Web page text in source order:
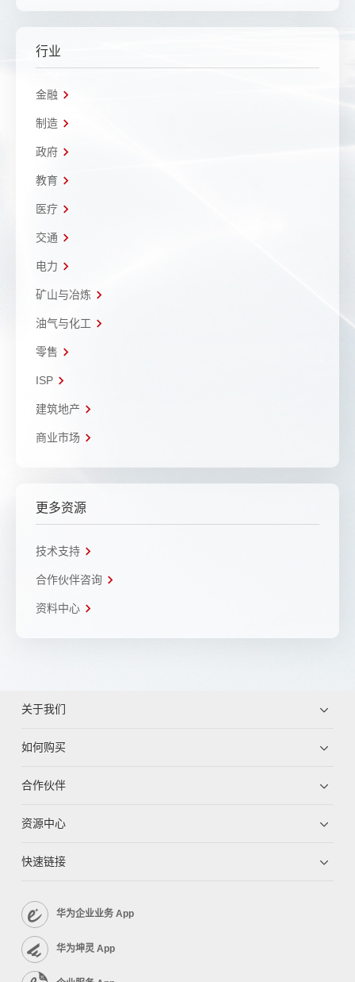
行业
金融
制造
政府
教育
医疗
交通
电力
矿山与冶炼
油气与化工
零售
ISP
建筑地产
商业市场
更多资源
技术支持
合作伙伴咨询
资料中心
关于我们
如何购买
合作伙伴
资源中心
快速链接
华为企业业务 App
华为坤灵 App